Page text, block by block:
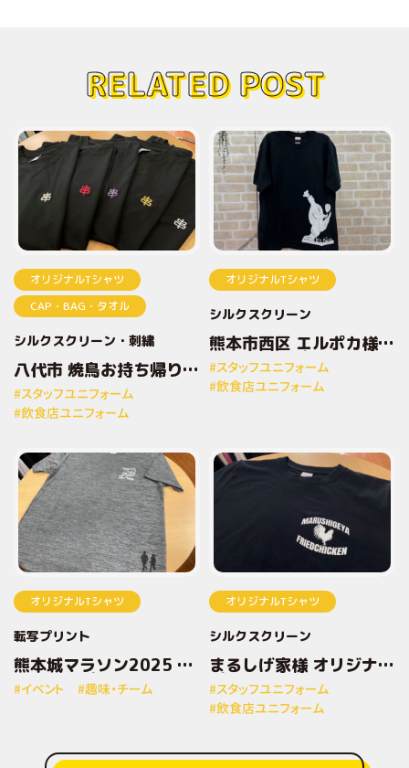
RELATED POST
オリジナルTシャツ
CAP・BAG・タオル
シルクスクリーン 刺繍
八代市 焼鳥お持ち帰り専
門店とりしん様 オリジナ
ルプリントTシャツ
#スタッフユニフォーム
#飲食店ユニフォーム
オリジナルTシャツ
シルクスクリーン
熊本市西区 エルポカ様
オリジナルプリントTシ
ャツ
#スタッフユニフォーム
#飲食店ユニフォーム
オリジナルTシャツ
転写プリント
熊本城マラソン2025 オ
リジナルプリントTシャ
ツ
#イベント #趣味・チーム
オリジナルTシャツ
シルクスクリーン
まるしげ家様 オリジナル
プリントTシャツ
#スタッフユニフォーム
#飲食店ユニフォーム